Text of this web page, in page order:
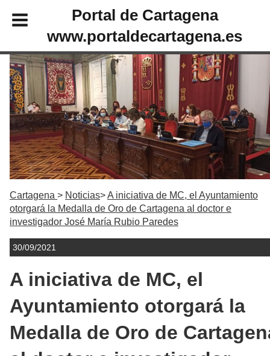
Portal de Cartagena
www.portaldecartagena.es
Cartagena Noticias
A iniciativa de MC, el Ayuntamiento
otorgará la Medalla de Oro de Cartagena al doctor e
investigador José María Rubio Paredes
30/09/2021
A iniciativa de MC, el
Ayuntamiento otorgará la
Medalla de Oro de